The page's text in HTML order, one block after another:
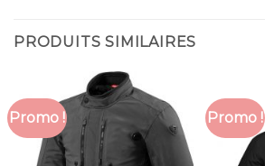
PRODUITS SIMILAIRES
Promo ! Promo !